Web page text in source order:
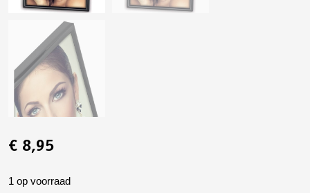
€ 8,95
1 op voorraad